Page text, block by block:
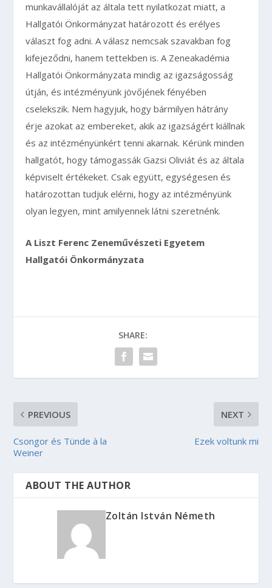
munkavállalóját az általa tett nyilatkozat miatt, a
Hallgatói Önkormányzat határozott és erélyes
választ fog adni. A válasz nemcsak szavakban fog
kifejeződni, hanem tettekben is. A Zeneakadémia
Hallgatói Önkormányzata mindig az igazságosság
útján, és intézményünk jövőjének fényében
cselekszik. Nem hagyjuk, hogy bármilyen hátrány
érje azokat az embereket, akik az igazságért kiállnak
és az intézményünkért tenni akarnak. Kérünk minden
hallgatót, hogy támogassák Gazsi Oliviát és az általa
képviselt értékeket. Csak együtt, egységesen és
határozottan tudjuk elérni, hogy az intézményünk
olyan legyen, mint amilyennek látni szeretnénk.
A Liszt Ferenc Zeneművészeti Egyetem
Hallgatói Önkormányzata
SHARE:
PREVIOUS
Csongor és Tünde à la
Weiner
NEXT
Ezek voltunk mi
ABOUT THE AUTHOR
Zoltán István Németh